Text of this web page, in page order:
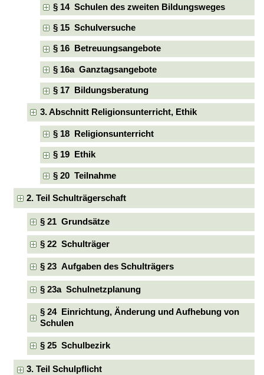
§ 14 Schulen des zweiten Bildungsweges
§ 15 Schulversuche
§ 16 Betreuungsangebote
§ 16a Ganztagsangebote
§ 17 Bildungsberatung
3. Abschnitt Religionsunterricht, Ethik
§ 18 Religionsunterricht
§ 19 Ethik
§ 20 Teilnahme
2. Teil Schulträgerschaft
§ 21 Grundsätze
§ 22 Schulträger
§ 23 Aufgaben des Schulträgers
§ 23a Schulnetzplanung
§ 24 Einrichtung, Änderung und Aufhebung von
Schulen
§ 25 Schulbezirk
3. Teil Schulpflicht